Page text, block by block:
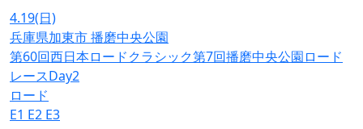
4.19(日)
兵庫県加東市 播磨中央公園
第60回西日本ロードクラシック第7回播磨中央公園ロード
レースDay2
ロード
E1 E2 E3